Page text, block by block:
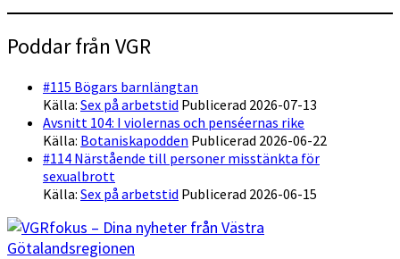
Poddar från VGR
#115 Bögars barnlängtan
Källa: Sex på arbetstid Publicerad 2026-07-13
Avsnitt 104: I violernas och penséernas rike
Källa: Botaniskapodden Publicerad 2026-06-22
#114 Närstående till personer misstänkta för
sexualbrott
Källa: Sex på arbetstid Publicerad 2026-06-15